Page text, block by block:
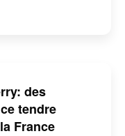
des
tendre
France